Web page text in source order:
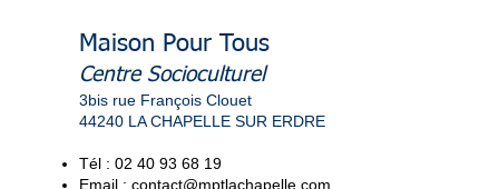
Maison Pour Tous
Centre Socioculturel
3bis rue François Clouet
44240 LA CHAPELLE SUR ERDRE
Tél : 02 40 93 68 19
Email : contact@mptlachapelle.com